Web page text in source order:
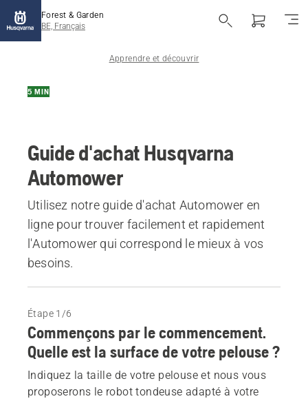
Forest & Garden
BE, Français
Apprendre et découvrir
5 MIN
Guide d'achat Husqvarna
Automower
Utilisez notre guide d'achat Automower en
ligne pour trouver facilement et rapidement
l'Automower qui correspond le mieux à vos
besoins.
Étape 1/6
Commençons par le commencement.
Quelle est la surface de votre pelouse ?
Indiquez la taille de votre pelouse et nous vous
proposerons le robot tondeuse adapté à votre